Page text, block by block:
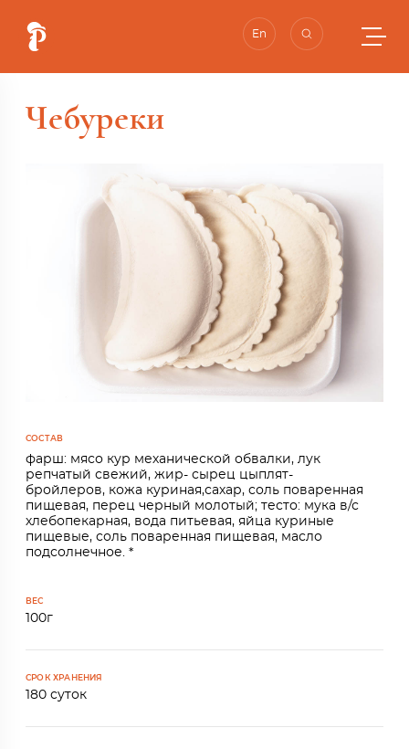
En
Чебуреки
СОСТАВ
фарш: мясо кур механической обвалки, лук
репчатый свежий, жир- сырец цыплят-
бройлеров, кожа куриная,сахар, соль поваренная
пищевая, перец черный молотый; тесто: мука в/с
хлебопекарная, вода питьевая, яйца куриные
пищевые, соль поваренная пищевая, масло
подсолнечное. *
ВЕС
100г
СРОК ХРАНЕНИЯ
180 суток